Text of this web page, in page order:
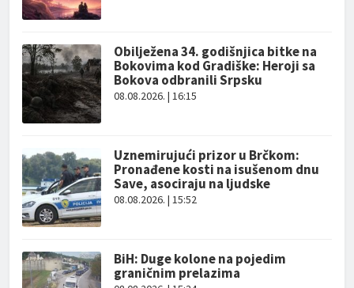
Obilježena 34. godišnjica bitke na
Bokovima kod Gradiške: Heroji sa
Bokova odbranili Srpsku
08.08.2026. | 16:15
Uznemirujući prizor u Brčkom:
Pronađene kosti na isušenom dnu
Save, asociraju na ljudske
08.08.2026. | 15:52
BiH: Duge kolone na pojedim
graničnim prelazima